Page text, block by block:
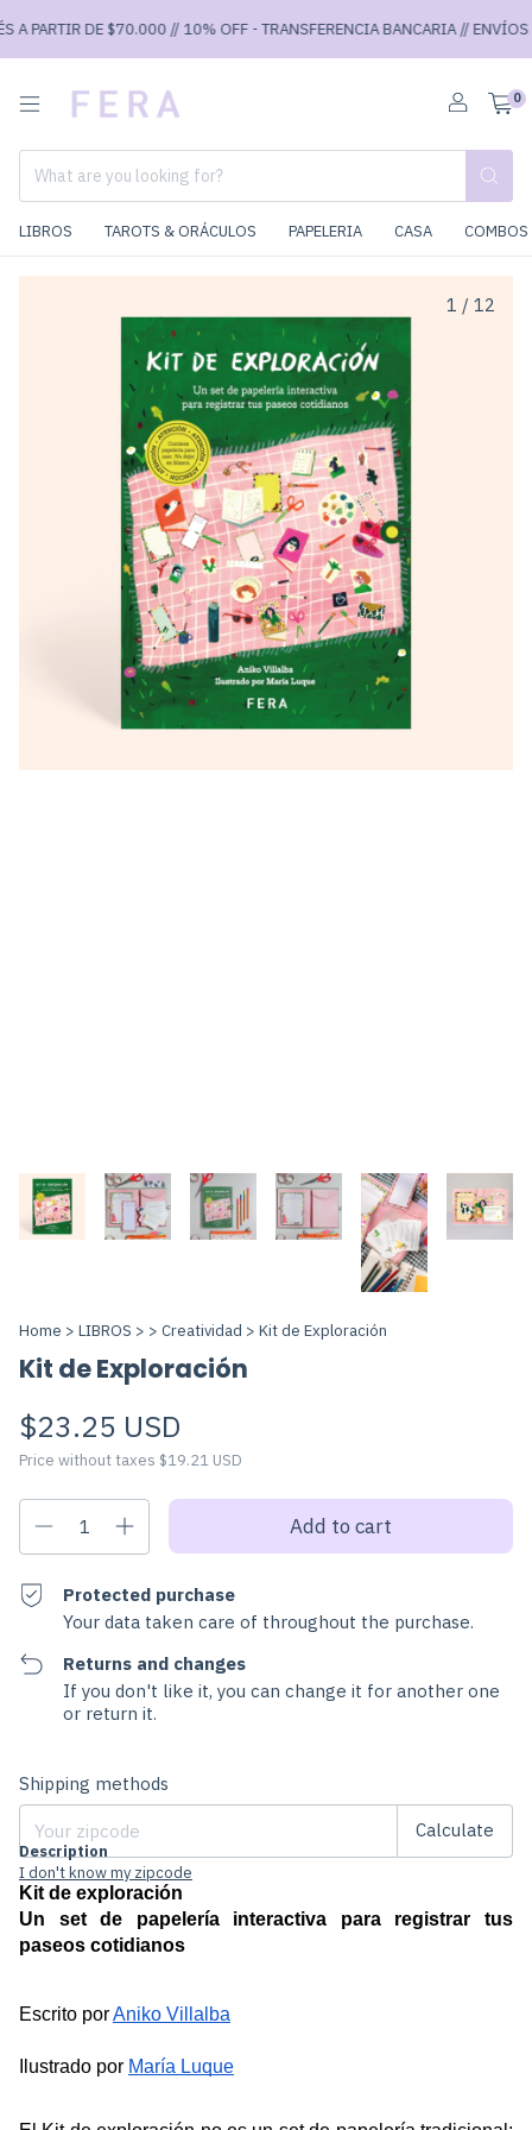
PARTIR DE $70.000 // 10% OFF - TRANSFERENCIA BANCARIA // ENVÍOS
0
LIBROS TAROTS & ORÁCULOS PAPELERIA CASA
1 / 12
Home > LIBROS > > Creatividad > Kit de Exploración
Kit de Exploración
$23.25 USD
Price without taxes $19.21 USD
Protected purchase
Your data taken care of throughout the purchase.
Returns and changes
If you don't like it, you can change it for another one
or return it.
Shipping for zipcode:
Shipping methods
Calculate
I don't know my zipcode
Description
Kit de exploración
Un set de papelería interactiva para registrar tus
paseos cotidianos
Escrito por Aniko Villalba
Ilustrado por María Luque